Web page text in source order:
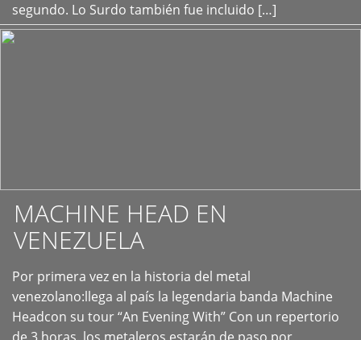
segundo. Lo Surdo también fue incluido […]
MACHINE HEAD EN
VENEZUELA
Por primera vez en la historia del metal
venezolano:llega al país la legendaria banda Machine
Headcon su tour “An Evening With” Con un repertorio